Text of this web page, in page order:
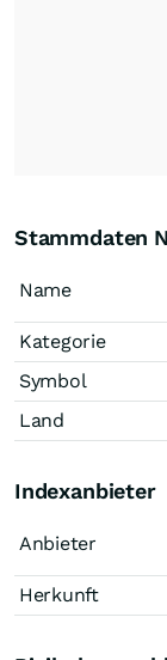
Stammdaten
Name
Kategorie
Symbol
Land
Indexanbieter
Anbieter
Herkunft